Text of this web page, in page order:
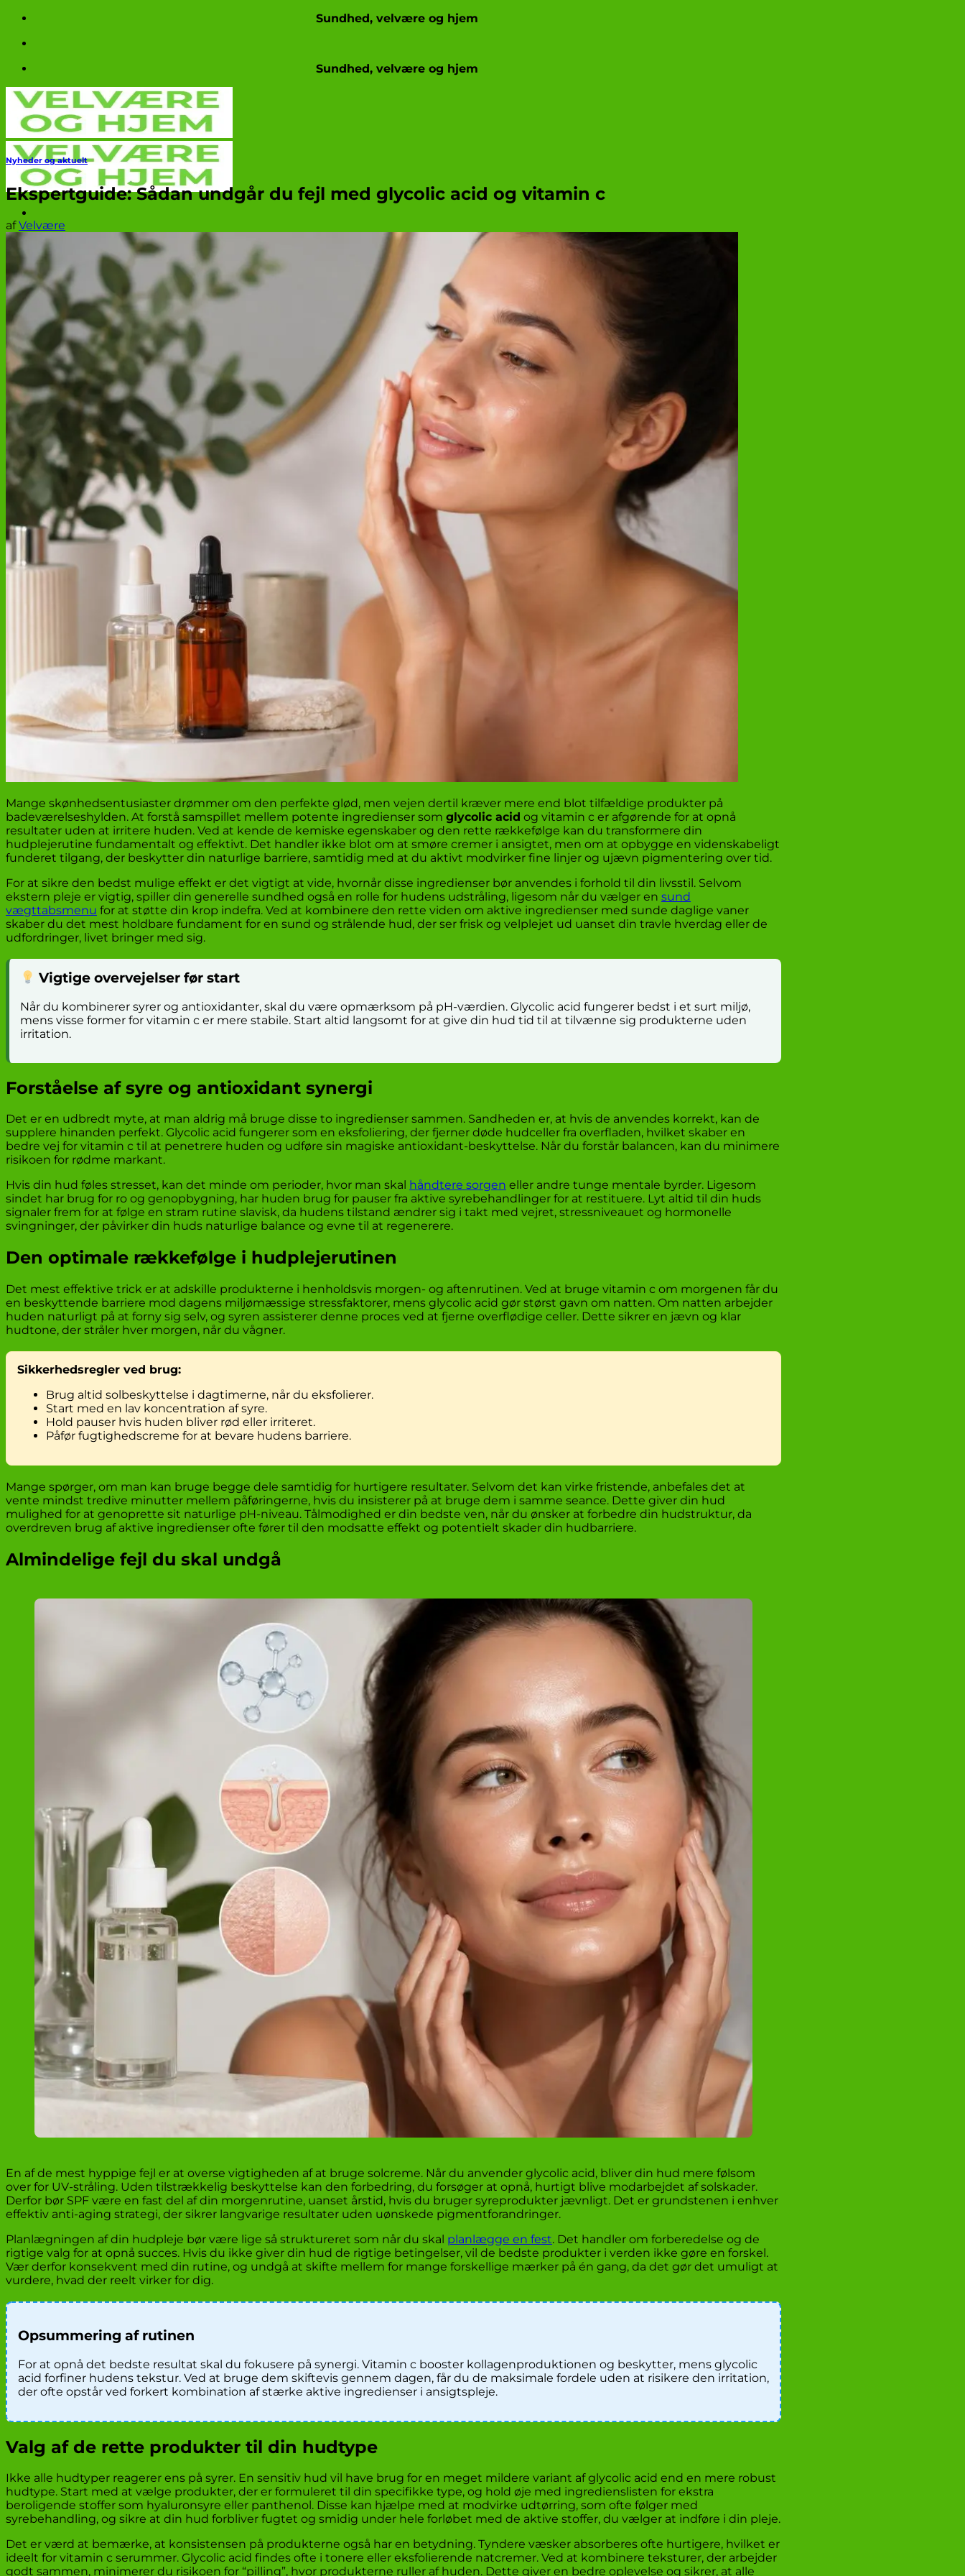
Fortsæt
indhold
Sundhed, velvære og hjem
Sundhed, velvære og hjem
Produkttests
Nyheder og aktuelt
Nyheder og aktuelt
Ekspertguide: Sådan undgår du fejl med glycolic acid og vitamin c
afVelvære
Mange skønhedsentusiaster drømmer om den perfekte glød, men vejen dertil kræver mere end blot tilfældige produkter på
badeværelseshylden. At forstå samspillet mellem potente ingredienser som glycolic acid og vitamin c er afgørende for at opnå
resultater uden at irritere huden. Ved at kende de kemiske egenskaber og den rette rækkefølge kan du transformere din
hudplejerutine fundamentalt og effektivt. Det handler ikke blot om at smøre cremer i ansigtet, men om at opbygge en videnskabeligt
funderet tilgang, der beskytter din naturlige barriere, samtidig med at du aktivt modvirker fine linjer og ujævn pigmentering over tid.
For at sikre den bedst mulige effekt er det vigtigt at vide, hvornår disse ingredienser bør anvendes i forhold til din livsstil. Selvom
ekstern pleje er vigtig, spiller din generelle sundhed også en rolle for hudens udstråling, ligesom når du vælger en sund
vægttabsmenu for at støtte din krop indefra. Ved at kombinere den rette viden om aktive ingredienser med sunde daglige vaner
skaber du det mest holdbare fundament for en sund og strålende hud, der ser frisk og velplejet ud uanset din travle hverdag eller de
udfordringer, livet bringer med sig.
Vigtige overvejelser før start
Når du kombinerer syrer og antioxidanter, skal du være opmærksom på pH-værdien. Glycolic acid fungerer bedst i et surt miljø,
mens visse former for vitamin c er mere stabile. Start altid langsomt for at give din hud tid til at tilvænne sig produkterne uden
irritation.
Forståelse af syre og antioxidant synergi
Det er en udbredt myte, at man aldrig må bruge disse to ingredienser sammen. Sandheden er, at hvis de anvendes korrekt, kan de
supplere hinanden perfekt. Glycolic acid fungerer som en eksfoliering, der fjerner døde hudceller fra overfladen, hvilket skaber en
bedre vej for vitamin c til at penetrere huden og udføre sin magiske antioxidant-beskyttelse. Når du forstår balancen, kan du minimere
risikoen for rødme markant.
Hvis din hud føles stresset, kan det minde om perioder, hvor man skal håndtere sorgen eller andre tunge mentale byrder. Ligesom
sindet har brug for ro og genopbygning, har huden brug for pauser fra aktive syrebehandlinger for at restituere. Lyt altid til din huds
signaler frem for at følge en stram rutine slavisk, da hudens tilstand ændrer sig i takt med vejret, stressniveauet og hormonelle
svingninger, der påvirker din huds naturlige balance og evne til at regenerere.
Den optimale rækkefølge i hudplejerutinen
Det mest effektive trick er at adskille produkterne i henholdsvis morgen- og aftenrutinen. Ved at bruge vitamin c om morgenen får du
en beskyttende barriere mod dagens miljømæssige stressfaktorer, mens glycolic acid gør størst gavn om natten. Om natten arbejder
huden naturligt på at forny sig selv, og syren assisterer denne proces ved at fjerne overflødige celler. Dette sikrer en jævn og klar
hudtone, der stråler hver morgen, når du vågner.
Sikkerhedsregler ved brug:
Brug altid solbeskyttelse i dagtimerne, når du eksfolierer.
Start med en lav koncentration af syre.
Hold pauser hvis huden bliver rød eller irriteret.
Påfør fugtighedscreme for at bevare hudens barriere.
Mange spørger, om man kan bruge begge dele samtidig for hurtigere resultater. Selvom det kan virke fristende, anbefales det at
vente mindst tredive minutter mellem påføringerne, hvis du insisterer på at bruge dem i samme seance. Dette giver din hud
mulighed for at genoprette sit naturlige pH-niveau. Tålmodighed er din bedste ven, når du ønsker at forbedre din hudstruktur, da
overdreven brug af aktive ingredienser ofte fører til den modsatte effekt og potentielt skader din hudbarriere.
Almindelige fejl du skal undgå
En af de mest hyppige fejl er at overse vigtigheden af at bruge solcreme. Når du anvender glycolic acid, bliver din hud mere følsom
over for UV-stråling. Uden tilstrækkelig beskyttelse kan den forbedring, du forsøger at opnå, hurtigt blive modarbejdet af solskader.
Derfor bør SPF være en fast del af din morgenrutine, uanset årstid, hvis du bruger syreprodukter jævnligt. Det er grundstenen i enhver
effektiv anti-aging strategi, der sikrer langvarige resultater uden uønskede pigmentforandringer.
Planlægningen af din hudpleje bør være lige så struktureret som når du skal planlægge en fest. Det handler om forberedelse og de
rigtige valg for at opnå succes. Hvis du ikke giver din hud de rigtige betingelser, vil de bedste produkter i verden ikke gøre en forskel.
Vær derfor konsekvent med din rutine, og undgå at skifte mellem for mange forskellige mærker på én gang, da det gør det umuligt at
vurdere, hvad der reelt virker for dig.
Opsummering af rutinen
For at opnå det bedste resultat skal du fokusere på synergi. Vitamin c booster kollagenproduktionen og beskytter, mens glycolic
acid forfiner hudens tekstur. Ved at bruge dem skiftevis gennem dagen, får du de maksimale fordele uden at risikere den irritation,
der ofte opstår ved forkert kombination af stærke aktive ingredienser i ansigtspleje.
Valg af de rette produkter til din hudtype
Ikke alle hudtyper reagerer ens på syrer. En sensitiv hud vil have brug for en meget mildere variant af glycolic acid end en mere robust
hudtype. Start med at vælge produkter, der er formuleret til din specifikke type, og hold øje med ingredienslisten for ekstra
beroligende stoffer som hyaluronsyre eller panthenol. Disse kan hjælpe med at modvirke udtørring, som ofte følger med
syrebehandling, og sikre at din hud forbliver fugtet og smidig under hele forløbet med de aktive stoffer, du vælger at indføre i din pleje.
Det er værd at bemærke, at konsistensen på produkterne også har en betydning. Tyndere væsker absorberes ofte hurtigere, hvilket er
ideelt for vitamin c serummer. Glycolic acid findes ofte i tonere eller eksfolierende natcremer. Ved at kombinere teksturer, der arbejder
godt sammen, minimerer du risikoen for “pilling”, hvor produkterne ruller af huden. Dette giver en bedre oplevelse og sikrer, at alle